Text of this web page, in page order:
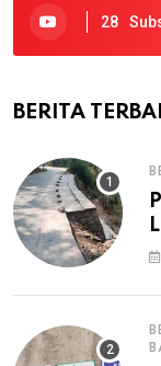
28
BERITA